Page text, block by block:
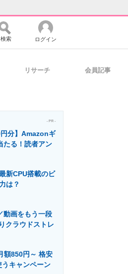
今がよく分かる
ロジーの最前線
検索 ログイン
リサーチ 会員記事
- PR -
円分】Amazonギ
たる！読者アン
新CPU搭載のビ
は？
動画をもう一段
クラウドストレ
額850円～ 格安
キャンペーン